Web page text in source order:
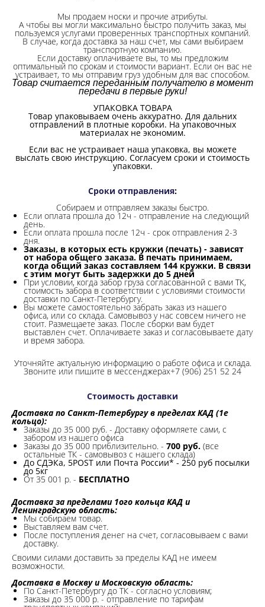
Мы продаем носки и прочие атрибуты.
А чтобы вы могли максимально быстро получить заказ, мы
пользуемся услугами проверенных транспортных компаний.
В случае, когда доставка за наш счет, мы сами выбираем
транспортную компанию.
Если доставку оплачиваете вы, то мы предложим
оптимальный по срокам и стоимости вариант. Если он вас не
устраивает, то мы отправим груз удобным для вас способом.
Товар считается переданным получателю в момент
передачи в первые руки!
УПАКОВКА ТОВАРА
Товар упаковываем очень аккуратно. Для дальних
отправлений в плотные коробки. На упаковочных
материалах не экономим.
Если вас не устраивает наша упаковка, вы можете
выслать свою инструкцию. Согласуем сроки и стоимость
упаковки.
Сроки отправления:
Собираем и отправляем заказы быстро.
Если оплата прошла до 12ч - отправление на следующий
день.
Если оплата прошла после 12ч - срок отправления 2-3
дня.
Заказы, в которых есть кружки (печать) - зависят
от набора общего заказа. В печать принимаем,
когда общий заказ составляем 144 кружки. В связи
с этим могут быть задержки до 5 дней
При условии, когда забор груза согласованной с вами ТК,
стоимость забора в соответствии с условиями стоимости
доставки по Санкт-Петербургу.
Вы можете самостоятельно забрать заказ из нашего
офиса, или со склада. Самовывоз у нас совсем ничего не
стоит. Размещаете заказ. После сборки вам будет
выставлен счет. Оплачиваете заказ и согласовываете дату
и время забора.
Уточняйте актуальную информацию о работе офиса и склада.
Звоните или пишите в мессенджерах+7 (906) 251 52 24
Стоимость доставки
Доставка по Санкт-Петербургу в пределах КАД (1е
кольцо):
Заказы до 35 000 руб. - Доставку оформляете сами, с
забором из нашего офиса
Заказы до 35 000 приблизительно. - 700 руб. (все
остальные ТК - самовывоз с нашего склада)
До СДЭКа, 5POST или Почта России* - 250 руб посылки
до 5кг
От 35 001 р. - БЕСПЛАТНО
Доставка за пределами 1ого кольца КАД и
Ленинградскую область:
Мы собираем товар.
Выставляем вам счет.
После поступления денег на счет, согласовываем с вами
доставку.
Своими силами доставить за пределы КАД не имеем
возможности.​
Доставка в Москву и Московскую область:
По Санкт-Петербургу до ТК - согласно условиям;
Заказы до 35 000 р. - отправление по тарифам